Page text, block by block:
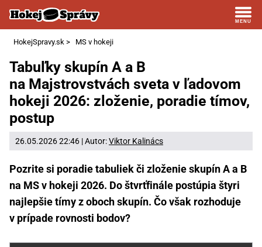
HokejSpravy.sk > MS v hokeji
Tabuľky skupín A a B
na Majstrovstvách sveta v ľadovom
hokeji 2026: zloženie, poradie tímov,
postup
26.05.2026 22:46 | Autor:Viktor Kalinács
Pozrite si poradie tabuliek či zloženie skupín A a B
na MS v hokeji 2026. Do štvrťfinále postúpia štyri
najlepšie tímy z oboch skupín. Čo však rozhoduje
v prípade rovnosti bodov?